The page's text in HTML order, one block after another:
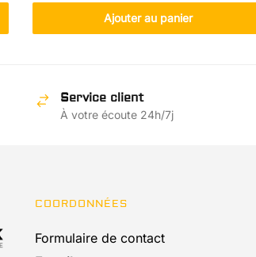
Ajouter au panier
Service client
À votre écoute 24h/7j
COORDONNÉES
Formulaire de contact